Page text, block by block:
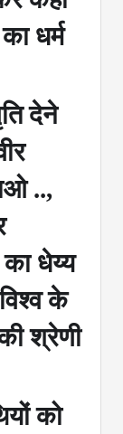
धर्म
देने
..,
धेय्य
के
श्रेणी
को